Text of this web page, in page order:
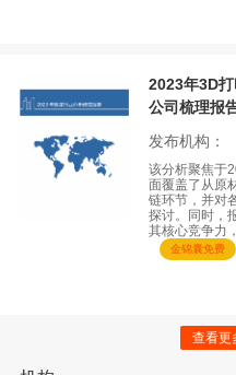
2023年3D
公司梳理报
发布机构：
该分析聚焦于
面覆盖了从原
链环节，并对
探讨。同时，
其核心竞争力
金锦囊免费
查看更